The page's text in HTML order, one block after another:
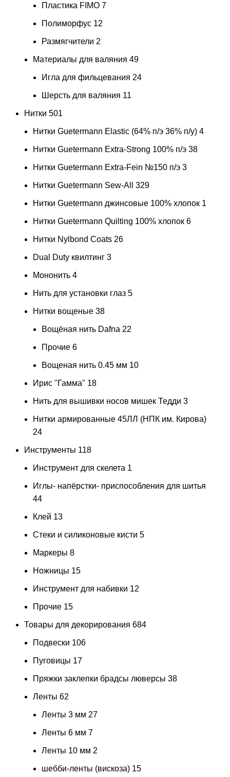
Пластика FIMO 7
Полиморфус 12
Размягчители 2
Материалы для валяния 49
Игла для фильцевания 24
Шерсть для валяния 11
Нитки 501
Нитки Guetermann Elastic (64% п/э 36% п/у) 4
Нитки Guetermann Extra-Strong 100% п/э 38
Нитки Guetermann Extra-Fein №150 п/э 3
Нитки Guetermann Sew-All 329
Нитки Guetermann джинсовые 100% хлопок 1
Нитки Guetermann Quilting 100% хлопок 6
Нитки Nylbond Coats 26
Dual Duty квилтинг 3
Мононить 4
Нить для установки глаз 5
Нитки вощеные 38
Вощёная нить Dafna 22
Прочие 6
Вощеная нить 0.45 мм 10
Ирис "Гамма" 18
Нить для вышивки носов мишек Тедди 3
Нитки армированные 45ЛЛ (НПК им. Кирова)
24
Инструменты 118
Инструмент для скелета 1
Иглы- напёрстки- приспособления для шитья
44
Клей 13
Стеки и силиконовые кисти 5
Маркеры 8
Ножницы 15
Инструмент для набивки 12
Прочие 15
Товары для декорирования 684
Подвески 106
Пуговицы 17
Пряжки заклепки брадсы люверсы 38
Ленты 62
Ленты 3 мм 27
Ленты 6 мм 7
Ленты 10 мм 2
шебби-ленты (вискоза) 15